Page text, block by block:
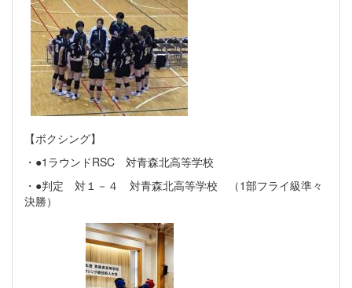
【ボクシング】
・●1ラウンドRSC 対青森北高等学校
・●判定 対１－４ 対青森北高等学校 （1部フライ級準々
決勝）